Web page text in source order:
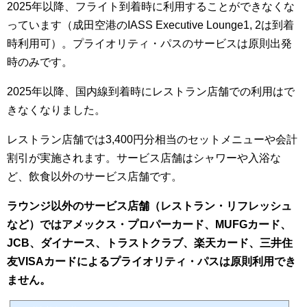
2025年以降、フライト到着時に利用することができなくな
っています（成田空港のIASS Executive Lounge1, 2は到着
時利用可）
。プライオリティ・パスのサービスは原則出発
時のみです。
2025年以降、国内線到着時にレストラン店舗での利用はで
きなくなりました。
レストラン店舗では3,400円分相当のセットメニューや会計
割引が実施されます。サービス店舗はシャワーや入浴な
ど、飲食以外のサービス店舗です。
ラウンジ以外のサービス店舗（レストラン・リフレッシュ
など）ではアメックス・プロパーカード、MUFGカード、
JCB、ダイナース、トラストクラブ、楽天カード、三井住
友VISAカードによるプライオリティ・パスは原則利用でき
ません。